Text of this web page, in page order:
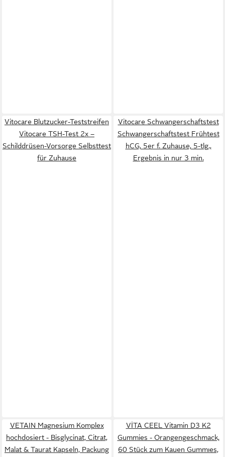
Vitocare Blutzucker-Teststreifen
Vitocare TSH-Test 2x –
Schilddrüsen-Vorsorge Selbsttest
für Zuhause
Vitocare Schwangerschaftstest
Schwangerschaftstest Frühtest
hCG, 5er f. Zuhause, 5-tlg.,
Ergebnis in nur 3 min.
VETAIN Magnesium Komplex
hochdosiert - Bisglycinat, Citrat,
Malat & Taurat Kapseln, Packung
VİTA CEEL Vitamin D3 K2
Gummies - Orangengeschmack,
60 Stück zum Kauen Gummıes,